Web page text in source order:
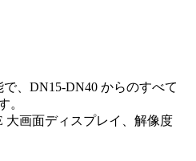
、DN15-DN40 からのすべて
。
大画面ディスプレイ、解像度